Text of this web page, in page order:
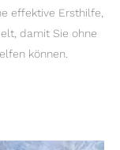
effektive Ersthilfe,
damit Sie ohne
können.